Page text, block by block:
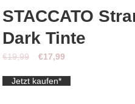
STACCATO
Dark Tinte
€19,99
Ursprünglicher
war:
€17,99
ist:
Jetzt kaufen*